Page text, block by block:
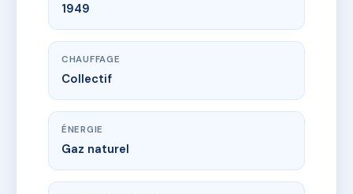
1949
CHAUFFAGE
Collectif
ÉNERGIE
Gaz naturel